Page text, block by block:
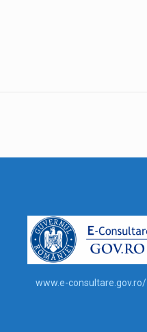
www.e-consultare.gov.ro/